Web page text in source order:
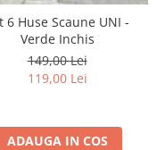
6 Huse Scaune UNI -
Verde Inchis
149,00 Lei
119,00 Lei
ADAUGA IN COS